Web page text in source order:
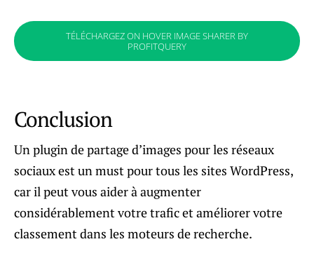
TÉLÉCHARGEZ ON HOVER IMAGE SHARER BY
PROFITQUERY
Conclusion
Un plugin de partage d’images pour les réseaux
sociaux est un must pour tous les sites WordPress,
car il peut vous aider à augmenter
considérablement votre trafic et améliorer votre
classement dans les moteurs de recherche.